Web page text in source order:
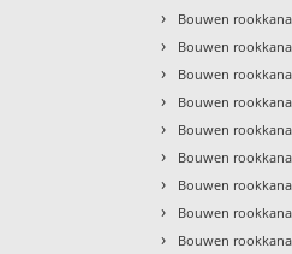
› Bouwen
› Bouwen
› Bouwen
› Bouwen
› Bouwen
› Bouwen
› Bouwen
› Bouwen
› Bouwen